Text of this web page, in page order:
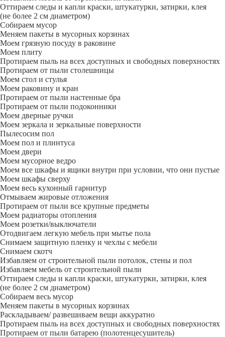
Оттираем следы и капли краски, штукатурки, затирки, клея
(не более 2 см диаметром)
Собираем мусор
Меняем пакеты в мусорных корзинах
Моем грязную посуду в раковине
Моем плиту
Протираем пыль на всех доступных и свободных поверхностях
Протираем от пыли столешницы
Моем стол и стулья
Моем раковину и кран
Протираем от пыли настенные бра
Протираем от пыли подоконники
Моем дверные ручки
Моем зеркала и зеркальные поверхности
Пылесосим пол
Моем пол и плинтуса
Моем двери
Моем мусорное ведро
Моем все шкафы и ящики внутри при условии, что они пустые
Моем шкафы сверху
Моем весь кухонный гарнитур
Отмываем жировые отложения
Протираем от пыли все крупные предметы
Моем радиаторы отопления
Моем розетки/выключатели
Отодвигаем легкую мебель при мытье пола
Снимаем защитную пленку и чехлы с мебели
Снимаем скотч
Избавляем от строительной пыли потолок, стены и пол
Избавляем мебель от строительной пыли
Оттираем следы и капли краски, штукатурки, затирки, клея
(не более 2 см диаметром)
Собираем весь мусор
Меняем пакеты в мусорных корзинах
Раскладываем/ развешиваем вещи аккуратно
Протираем пыль на всех доступных и свободных поверхностях
Протираем от пыли батарею (полотенцесушитель)